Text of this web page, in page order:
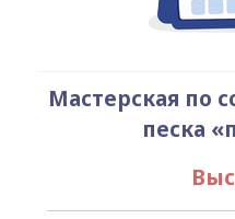
Мастерская по
песка